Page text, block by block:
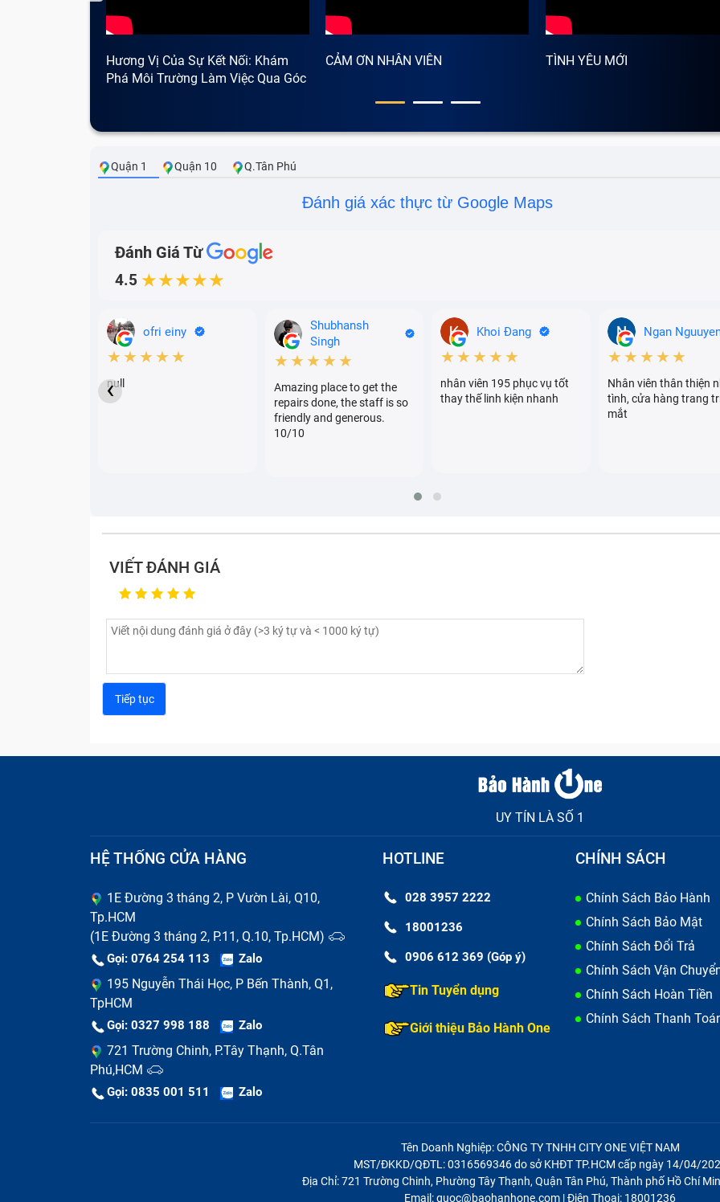
Hương Vị Của Sự Kết Nối: Khám
Phá Môi Trường Làm Việc Qua Góc
CẢM ƠN NHÂN VIÊN TÌNH YÊU MỚI
Quận 1 Quận 10 Q.Tân Phú
Đánh giá xác thực từ Google Maps
Đánh Giá Từ
4.5 ★★★★★
ofri einy
★★★★★
null
Shubhansh
Singh
★★★★★
Amazing place to get the
repairs done, the staff is so
friendly and generous.
10/10
Khoi Đang
★★★★★
nhân viên 195 phục vụ tốt
thay thế linh kiện nhanh
Ngan
★★★★★
Nhân viên thân thiện
tình, cửa hàng trang
mắt
‹
VIẾT ĐÁNH GIÁ
UY TÍN LÀ SỐ 1
HỆ THỐNG CỬA HÀNG
1E Đường 3 tháng 2, P Vườn Lài, Q10,
Tp.HCM
(1E Đường 3 tháng 2, P.11, Q.10, Tp.HCM)
Gọi: 0764 254 113 Zalo
195 Nguyễn Thái Học, P Bến Thành, Q1,
TpHCM
Gọi: 0327 998 188 Zalo
721 Trường Chinh, P.Tây Thạnh, Q.Tân
Phú,HCM
Gọi: 0835 001 511 Zalo
HOTLINE
028 3957 2222
18001236
0906 612 369 (Góp ý)
Tin Tuyển dụng
Giới thiệu Bảo Hành One
CHÍNH SÁCH
Chính Sách Bảo Hành
Chính Sách Bảo Mật
Chính Sách Đổi Trả
Chính Sách Vận
Chính Sách Hoàn Tiền
Chính Sách Thanh
Tên Doanh Nghiệp: CÔNG TY TNHH CITY ONE VIỆT NAM
MST/ĐKKD/QĐTL: 0316569346 do sở KHĐT TP.HCM cấp ngày 14/04/
Địa Chỉ: 721 Trường Chinh, Phường Tây Thạnh, Quận Tân Phú, Thành phố Hồ Chí
Email: quoc@baohanhone.com | Điện Thoại: 18001236